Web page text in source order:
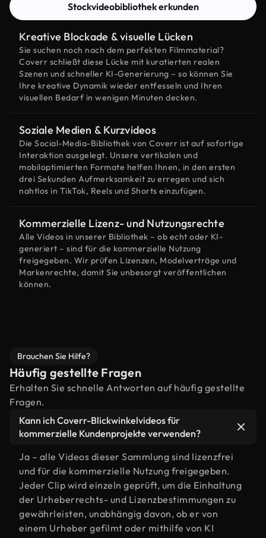
Stockvideobibliothek erkunden
Kreative Blockade & visuelle Lücken
Sie suchen noch nach dem perfekten Filmmaterial?
Coverr schließt diese Lücke mit kuratierten realen
Szenen und schneller KI-Generierung – so können Sie
Ihre kreative Dynamik wieder entfesseln und Ihren
visuellen Bedarf in wenigen Minuten decken.
Soziale Medien & Kurzvideos
Die Social-Media-Bibliothek von Coverr ist auf sofortige
Interaktion ausgelegt. Unsere vertikalen und
mobiloptimierten Formate helfen Ihnen, in den ersten
drei Sekunden Aufmerksamkeit zu erregen und sich
nahtlos in TikTok, Reels und Shorts einzufügen.
Kommerzielle Lizenz- und Nutzungsrechte
Alle Videos in unserer Bibliothek – ob echt oder KI-
generiert – sind für die kommerzielle Nutzung
freigegeben. Wir prüfen Lizenzen, Modelverträge und
Markenrechte, damit Sie unbesorgt veröffentlichen
können.
Brauchen Sie Hilfe?
Häufig gestellte Fragen
Erhalten Sie schnelle Antworten auf häufig gestellte
Fragen.
Kann ich Coverr-Blickwinkelvideos für
kommerzielle Kundenprojekte verwenden?
Ja – alle Videos dieser Sammlung sind lizenzfrei
und für die kommerzielle Nutzung freigegeben.
Jeder Clip wird einzeln geprüft, um die Einhaltung
der Urheberrechts- und Lizenzbestimmungen zu
gewährleisten, unabhängig davon, ob er von
einem Urheber gefilmt oder mithilfe von KI